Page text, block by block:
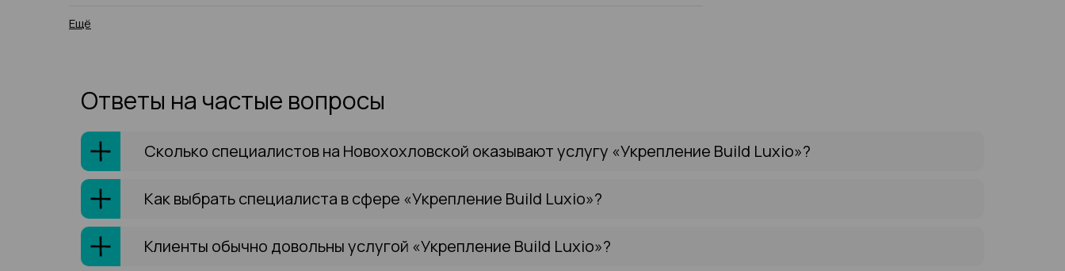
Ещё
Ответы на частые вопросы
Сколько специалистов на Новохохловской оказывают услугу «Укрепление Build Luxio»?
Как выбрать специалиста в сфере «Укрепление Build Luxio»?
Клиенты обычно довольны услугой «Укрепление Build Luxio»?